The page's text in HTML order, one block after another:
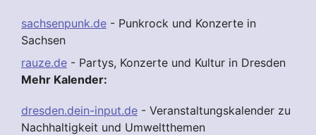
sachsenpunk.de - Punkrock und Konzerte in
Sachsen
rauze.de - Partys, Konzerte und Kultur in Dresden
Mehr Kalender:
dresden.dein-input.de - Veranstaltungskalender zu
Nachhaltigkeit und Umweltthemen